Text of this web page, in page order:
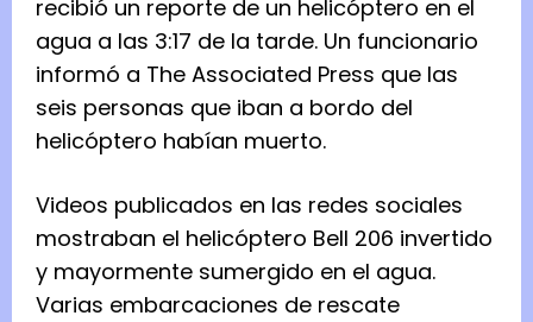
recibió un reporte de un helicóptero en el
agua a las 3:17 de la tarde. Un funcionario
informó a The Associated Press que las
seis personas que iban a bordo del
helicóptero habían muerto.
Videos publicados en las redes sociales
mostraban el helicóptero Bell 206 invertido
y mayormente sumergido en el agua.
Varias embarcaciones de rescate